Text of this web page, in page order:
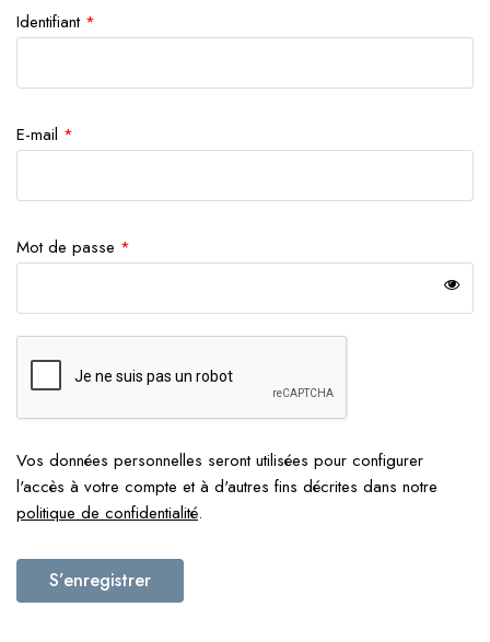
Identifiant *
E-mail *
Mot de passe *
Vos données personnelles seront utilisées pour configurer
l'accès à votre compte et à d'autres fins décrites dans notre
politique de confidentialité.
S’enregistrer